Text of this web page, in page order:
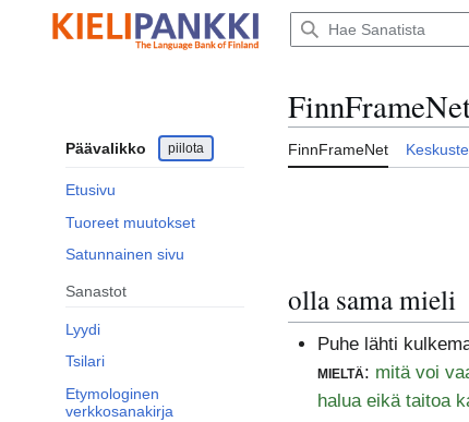
sisältöön
Päävalikko piilota
Etusivu
Tuoreet muutokset
Satunnainen sivu
Sanastot
Lyydi
Tsilari
Etymologinen
verkkosanakirja
FinnFrameNet
olla sama mieli
Puhe lähti
mieltä: mitä voi
halua eikä taitoa